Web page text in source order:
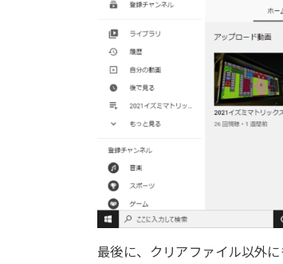
最後に、クリアファイル以外